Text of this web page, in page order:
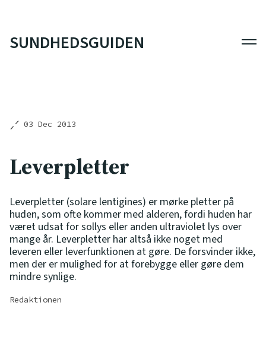
SUNDHEDSGUIDEN
03 Dec 2013
Leverpletter
Leverpletter (solare lentigines) er mørke pletter på
huden, som ofte kommer med alderen, fordi huden har
været udsat for sollys eller anden ultraviolet lys over
mange år. Leverpletter har altså ikke noget med
leveren eller leverfunktionen at gøre. De forsvinder ikke,
men der er mulighed for at forebygge eller gøre dem
mindre synlige.
Redaktionen